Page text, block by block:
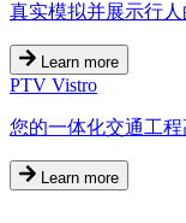
真实模拟并展示行人
Learn more
PTV Vistro
您的一体化交通工程
Learn more